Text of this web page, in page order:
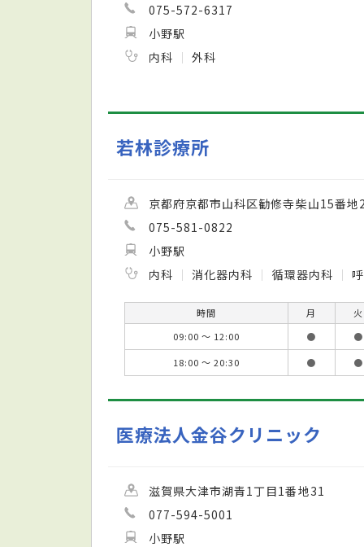
075-572-6317
小野駅
内科
外科
若林診療所
京都府京都市山科区勧修寺柴山15番地2
075-581-0822
小野駅
内科
消化器内科 循環器内科
時間 月 火
09:00 ～ 12:00
● ●
18:00 ～ 20:30
● ●
医療法人金谷クリニック
滋賀県大津市湖青1丁目1番地31
077-594-5001
小野駅